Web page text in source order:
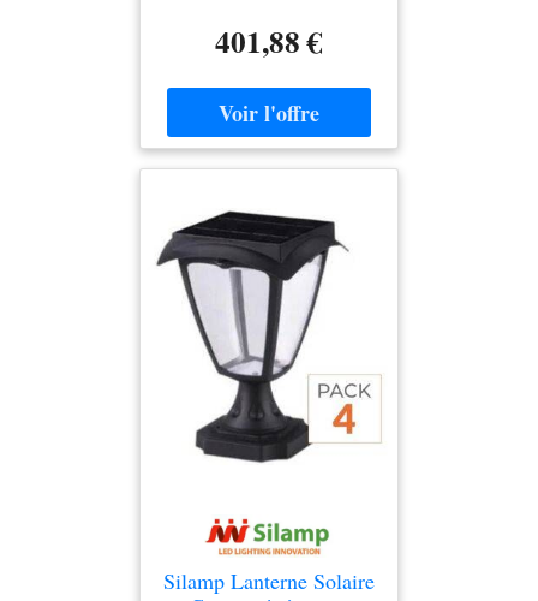
débordement avec banque de
trous de robinetterie Paroi
arrière vitrée y compris valve à
tige avec couvercle de valve en
céramique
401,88 €
Silamp Lanterne Solaire